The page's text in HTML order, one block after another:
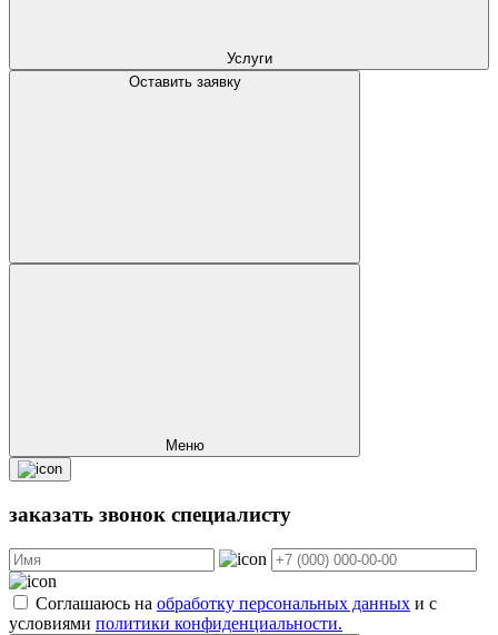
Услуги
Оставить заявку
Меню
заказать звонок специалисту
Соглашаюсь на обработку персональных данных и с
условиями политики конфиденциальности.